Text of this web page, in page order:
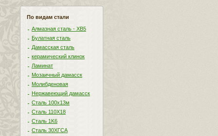
По видам стали
Алмазная сталь - ХВ5
Булатная сталь
Дамасская сталь
керамический клинок
Ламинат
Мозаичный дамасск
Молибденовая
Нержавеющий дамасск
Сталь 100х13м
Сталь 110Х18
Сталь 1K6
Сталь 30ХГСА